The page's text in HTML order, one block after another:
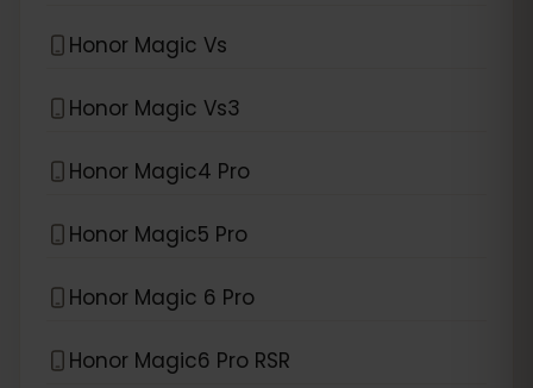
Honor Magic Vs
Honor Magic Vs3
Honor Magic4 Pro
Honor Magic5 Pro
Honor Magic 6 Pro
Honor Magic6 Pro RSR